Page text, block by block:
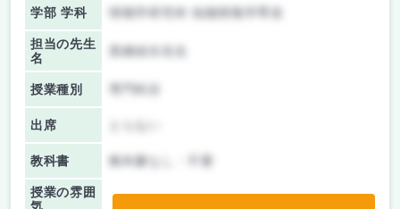
学部 学科 情報学研究科 知能情報学専攻
担当の先生
名
黒橋禎夫先生
授業種別
出席
教科書 教科書なし・不要
授業の雰囲